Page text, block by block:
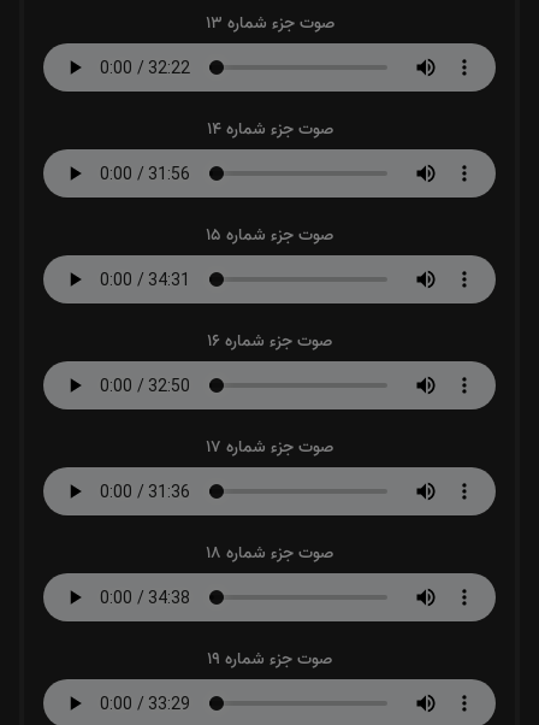
صوت جزء شماره 13
صوت جزء شماره 14
صوت جزء شماره 15
صوت جزء شماره 16
صوت جزء شماره 17
صوت جزء شماره 18
صوت جزء شماره 19